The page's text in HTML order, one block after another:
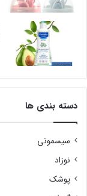
دسته بندی ها
سیسمونی
نوزاد
پوشک